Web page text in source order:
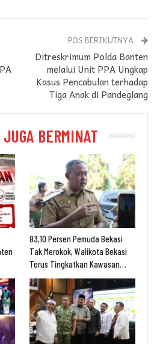
POS BERIKUTNYA
Ditreskrimum Polda Banten
melalui Unit PPA Ungkap
Kasus Pencabulan terhadap
Tiga Anak di Pandeglang
BERMINAT
83,10 Persen Pemuda Bekasi
Tak Merokok, Walikota Bekasi
Terus Tingkatkan Kawasan…